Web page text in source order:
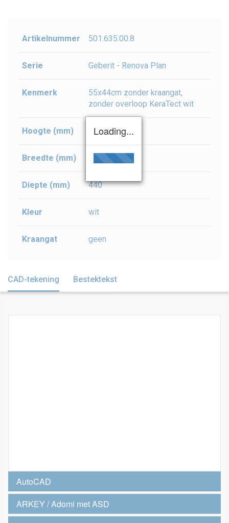
Artikelnummer 501.635.00.8
Serie Geberit - Renova Plan
Kenmerk
55x44cm zonder kraangat,
zonder overloop KeraTect wit
Hoogte (mm) 180
Breedte (mm) 550
Diepte (mm) 440
Kleur wit
Kraangat geen
CAD-tekening Bestektekst
AutoCAD
ARKEY / Adomi met ASD
Loading...